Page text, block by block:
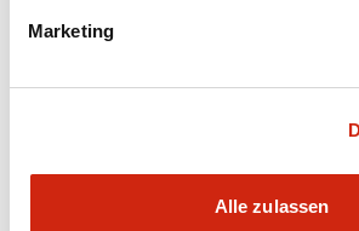
Marketing
Alle zulassen